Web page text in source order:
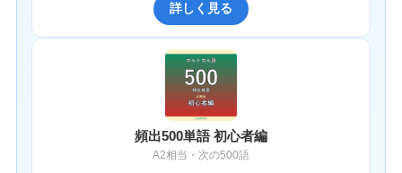
詳しく見る
頻出500単語 初心者編
A2相当・次の500語